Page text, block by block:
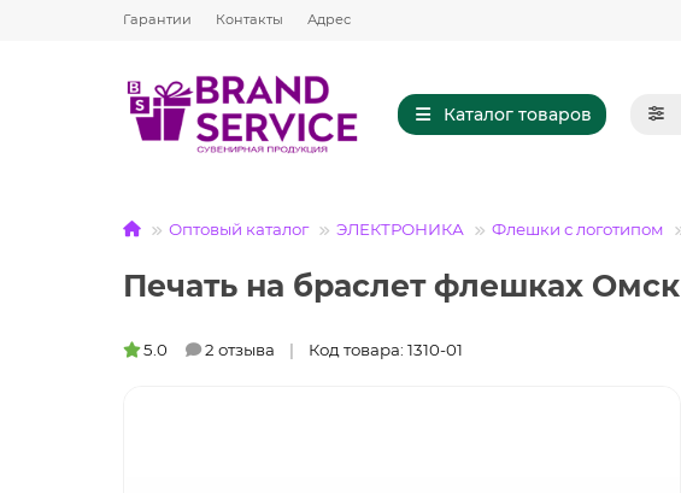
Гарантии Контакты Адрес
Каталог товаров
Оптовый каталог ЭЛЕКТРОНИКА Флешки с логотипом
Печать на браслет флешках Омск
5.0 2 отзыва Код товара: 1310-01